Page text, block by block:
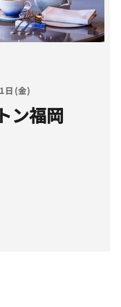
日(金)
ン福岡